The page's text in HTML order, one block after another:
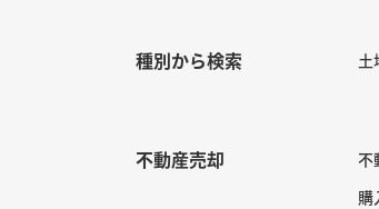
種別から検索 土
不動産売却 不
購